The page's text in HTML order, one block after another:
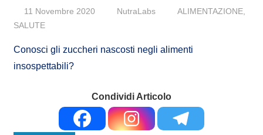
11 Novembre 2020 NutraLabs ALIMENTAZIONE,
SALUTE
Conosci gli zuccheri nascosti negli alimenti
insospettabili?
Condividi Articolo